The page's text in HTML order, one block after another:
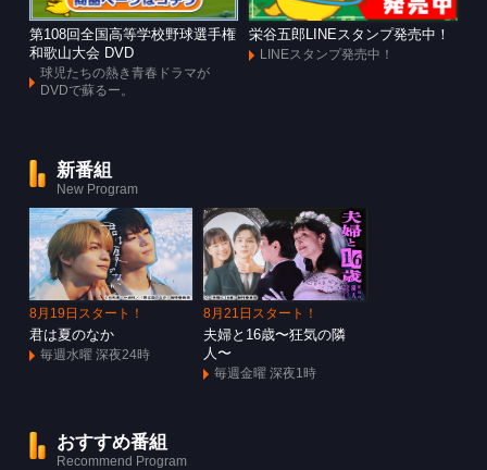
第108回全国高等学校野球選手権
和歌山大会 DVD
球児たちの熱き青春ドラマが
DVDで蘇るー。
栄谷五郎LINEスタンプ発売中！
LINEスタンプ発売中！
新番組
New Program
8月19日スタート！
君は夏のなか
毎週水曜 深夜24時
8月21日スタート！
夫婦と16歳〜狂気の隣
人〜
毎週金曜 深夜1時
おすすめ番組
Recommend Program